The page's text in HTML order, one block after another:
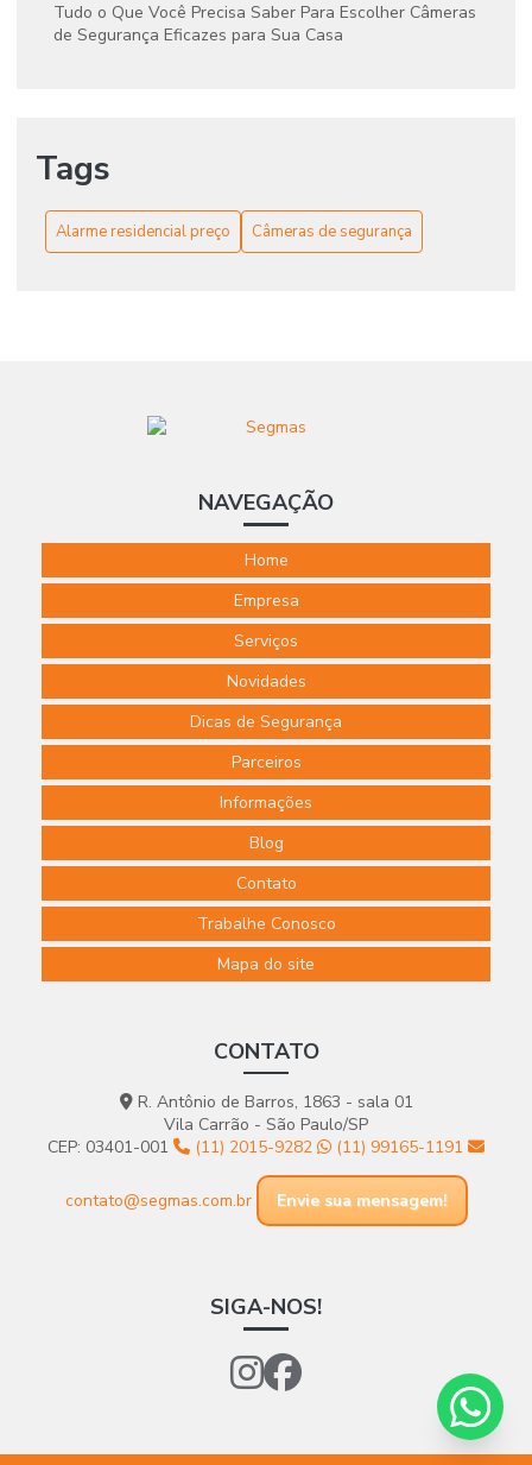
Tudo o Que Você Precisa Saber Para Escolher Câmeras
de Segurança Eficazes para Sua Casa
Tags
Alarme residencial preço Câmeras de segurança
NAVEGAÇÃO
Home
Empresa
Serviços
Novidades
Dicas de Segurança
Parceiros
Informações
Blog
Contato
Trabalhe Conosco
Mapa do site
CONTATO
R. Antônio de Barros, 1863 - sala 01
Vila Carrão - São Paulo/SP
CEP: 03401-001
(11) 2015-9282 (11) 99165-1191
contato@segmas.com.br Envie sua mensagem!
SIGA-NOS!